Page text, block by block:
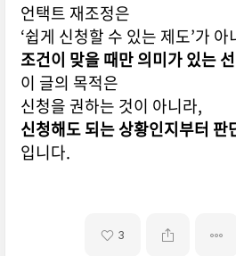
언택트 재조정은
‘쉽게 신청할 수 있는 제도’가 아
조건이 맞을 때만 의미가 있는
이 글의 목적은
신청을 권하는 것이 아니라,
신청해도 되는 상황인지부터 판
입니다.
3